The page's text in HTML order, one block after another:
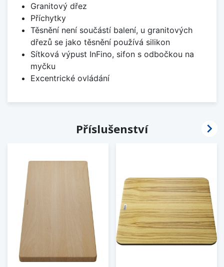
Granitový dřez
Příchytky
Těsnění není součástí balení, u granitových
dřezů se jako těsnění používá silikon
Sítková výpust InFino, sifon s odbočkou na
myčku
Excentrické ovládání
Příslušenství 